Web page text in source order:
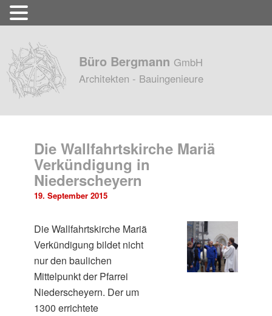
Büro Bergmann GmbH
Architekten - Bauingenieure
Die Wallfahrtskirche Mariä
Verkündigung in
Niederscheyern
19. September 2015
Die Wallfahrtskirche Mariä
Verkündigung bildet nicht
nur den baulichen
Mittelpunkt der Pfarrei
Niederscheyern. Der um
1300 errichtete